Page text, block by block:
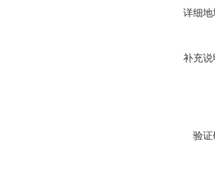
详细地
补充说
验证